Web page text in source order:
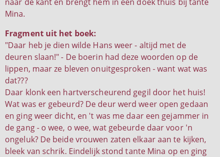
Mina.
Fragment uit het boek:
"Daar heb je dien wilde Hans weer - altijd met de
deuren slaan!" - De boerin had deze woorden op de
lippen, maar ze bleven onuitgesproken - want wat was
dat???
Daar klonk een hartverscheurend gegil door het huis!
Wat was er gebeurd? De deur werd weer open gedaan
en ging weer dicht, en 't was me daar een gejammer in
de gang - o wee, o wee, wat gebeurde daar voor 'n
ongeluk? De beide vrouwen zaten elkaar aan te kijken,
bleek van schrik. Eindelijk stond tante Mina op en ging